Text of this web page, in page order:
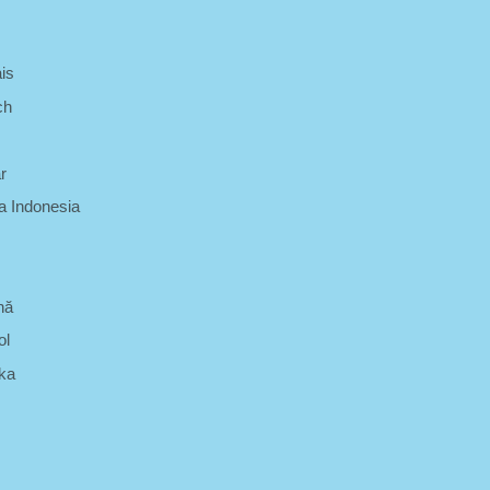
Indonesia